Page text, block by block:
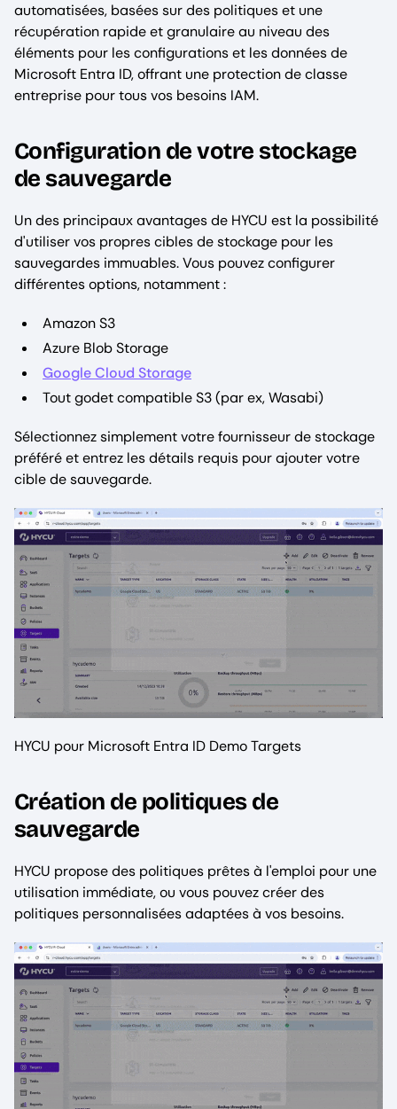
automatisées, basées sur des politiques et une
récupération rapide et granulaire au niveau des
éléments pour les configurations et les données de
Microsoft Entra ID, offrant une protection de classe
entreprise pour tous vos besoins IAM.
Configuration de votre stockage
de sauvegarde
Un des principaux avantages de HYCU est la possibilité
d'utiliser vos propres cibles de stockage pour les
sauvegardes immuables. Vous pouvez configurer
différentes options, notamment :
Amazon S3
Azure Blob Storage
Google Cloud Storage
Tout godet compatible S3 (par ex, Wasabi)
Sélectionnez simplement votre fournisseur de stockage
préféré et entrez les détails requis pour ajouter votre
cible de sauvegarde.
HYCU pour Microsoft Entra ID Demo Targets
Création de politiques de
sauvegarde
HYCU propose des politiques prêtes à l'emploi pour une
utilisation immédiate, ou vous pouvez créer des
politiques personnalisées adaptées à vos besoins.